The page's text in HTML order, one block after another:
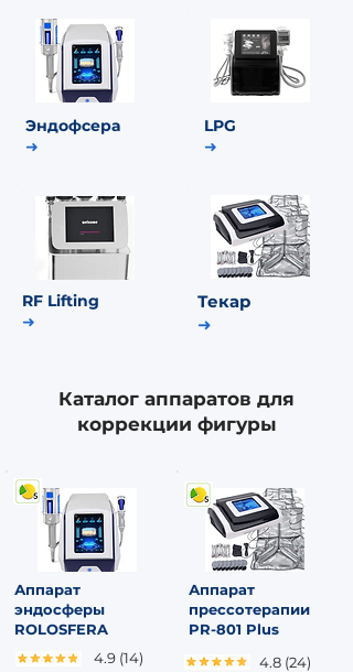
Эндофсера
➜
RF Lifting
➜
LPG
➜
Текар
➜
Каталог аппаратов для
коррекции фигуры
Аппарат
эндосферы
ROLOSFERA
4.9 (14)
Аппарат
прессотерапии
PR-801 Plus
4.8 (24)